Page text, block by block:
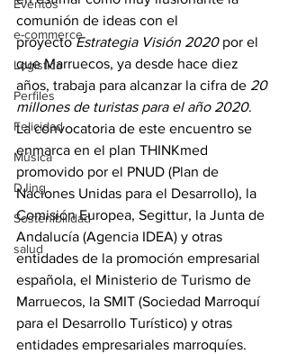
Eventos
e-commerce
Logística
Perfiles
Felicidad
Música
DJing
Sostenibilidad
salud
comunión de ideas con el
proyecto Estrategia Visión 2020 por el
que Marruecos, ya desde hace diez
años, trabaja para alcanzar la cifra de 20
millones de turistas para el año 2020.
La convocatoria de este encuentro se
enmarca en el plan THINKmed
promovido por el PNUD (Plan de
Naciones Unidas para el Desarrollo), la
Comisión Europea, Segittur, la Junta de
Andalucía (Agencia IDEA) y otras
entidades de la promoción empresarial
española, el Ministerio de Turismo de
Marruecos, la SMIT (Sociedad Marroquí
para el Desarrollo Turístico) y otras
entidades empresariales marroquíes.